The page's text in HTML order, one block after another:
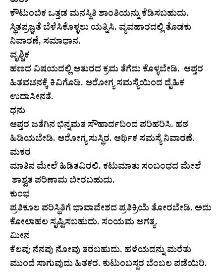
ಕೌಟುಂಬಿಕ ಒತ್ತಡ ಮನಸ್ಥಿತಿ ಶಾಂತಿಯನ್ನು ಕೆಡಿಸಬಹುದು.
ಸ್ಥಿತಪ್ರಜ್ಞತೆ ಬೆಳೆಸಿಕೊಳ್ಳಲು ಯತ್ನಿಸಿ. ವ್ಯವಹಾರದಲ್ಲಿ ತೊಡಕು
ನಿವಾರಣೆ, ಸಮಾಧಾನ.
ವೃಶ್ಚಿಕ
ಹಣದ ವಿಷಯದಲ್ಲಿ ಆತುರದ ಕ್ರಮ ತೆಗೆದು ಕೊಳ್ಳಬೇಡಿ. ಆಪ್ತರ
ಹಿತವಚನಕ್ಕೆ ಕಿವಿಗೊಡಿ. ಆರೋಗ್ಯ ಸಮಸ್ಯೆಯಿಂದ ದೈಹಿಕ
ಉದಾಸೀನತೆ.
ಧನು
ಆಪ್ತರ ಜತೆಗಿನ ಭಿನ್ನಮತ ಸೌಹಾರ್ದದಿಂದ ಪರಿಹರಿಸಿ. ಹಠ
ಹಿಡಿಯಬೇಡಿ. ಆರೋಗ್ಯ ಸುಸ್ಥಿರ. ಆರ್ಥಿಕ ಸಮಸ್ಯೆ ನಿವಾರಣೆ.
ಮಕರ
ಮಾತಿನ ಮೇಲೆ ಹಿಡಿತವಿರಲಿ. ಕಟುಮಾತು ಸಂಬಂಧದ ಮೇಲೆ
ಶಾಶ್ವತ ಪರಿಣಾಮ ಬೀರಬಹುದು.
ಕುಂಭ
ಪ್ರತಿಕೂಲ ಪರಿಸ್ಥಿತಿಗೆ ಭಾವಾವೇಶದ ಪ್ರತಿಕ್ರಿಯೆ ತೋರಬೇಡಿ. ಅದು
ಕೋಲಾಹಲ ಸೃಷ್ಟಿಸಬಹುದು. ಸಂಯಮ ಅಗತ್ಯ.
ಮೀನ
ಕೆಲವು ನೆನಪು ನೋವು ತರಬಹುದು. ಹಳೆಯದನ್ನು ಮರೆತು
ಮುಂದೆ ಸಾಗುವುದು ಹಿತಕರ. ಕುಟುಂಬಸ್ಥರ ಬೆಂಬಲ ಪಡೆಯಿರಿ.